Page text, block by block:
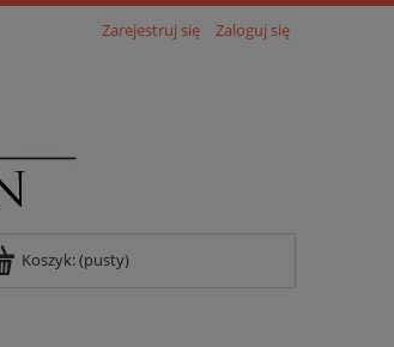
Zarejestruj się Zaloguj się
Koszyk:(pusty)